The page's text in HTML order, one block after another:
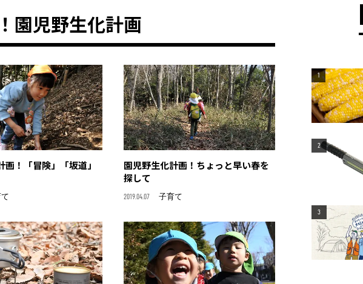
園児野生化計画
画！「冒険」「坂道」
園児野生化計画！ちょっと早い春を
探して
2019.04.07 子育て
1
2
3